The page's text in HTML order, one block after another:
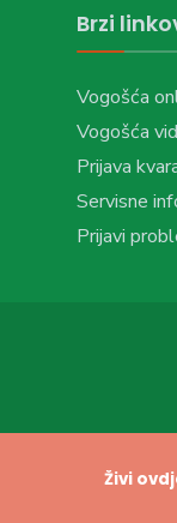
Brzi
Vogošća
Vogošća
Prijava
Servisne
Prijavi
Živi